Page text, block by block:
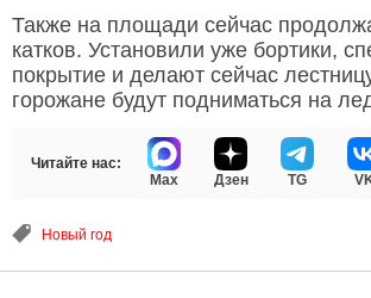
Также на площади сейчас
катков. Установили уже бортики,
покрытие и делают сейчас
горожане будут подниматься на
Читайте нас:
Max
Дзен TG
Новый год